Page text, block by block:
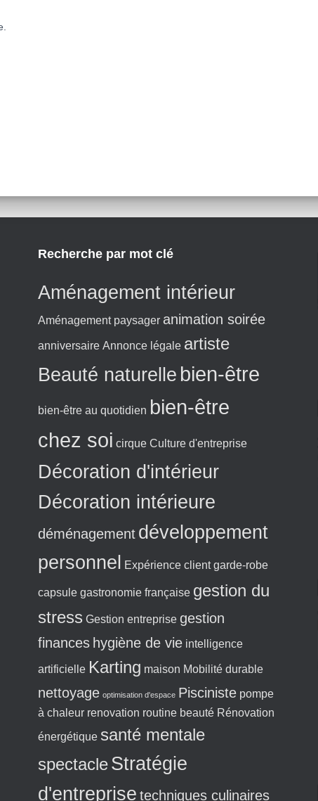
Recherche par mot clé
Aménagement intérieur
Aménagement paysager animation soirée
anniversaire Annonce légale artiste
Beauté naturelle bien-être
bien-être au quotidien bien-être
chez soi cirque Culture d'entreprise
Décoration d'intérieur
Décoration intérieure
déménagement développement
personnel
Expérience client garde-robe
capsule gastronomie française gestion du
stress Gestion entreprise gestion
finances hygiène de vie intelligence
artificielle Karting maison Mobilité durable
nettoyage optimisation d'espace Pisciniste pompe
à chaleur renovation routine beauté Rénovation
énergétique santé mentale
spectacleStratégie
d'entreprise techniques culinaires